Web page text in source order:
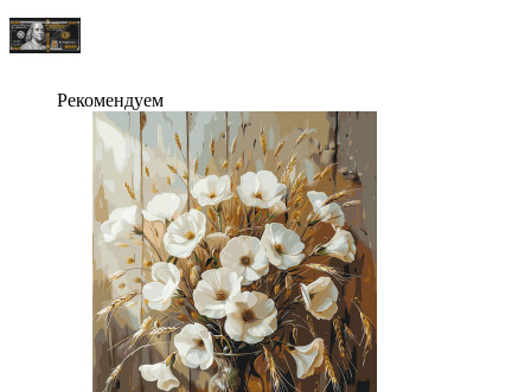
Рекомендуем